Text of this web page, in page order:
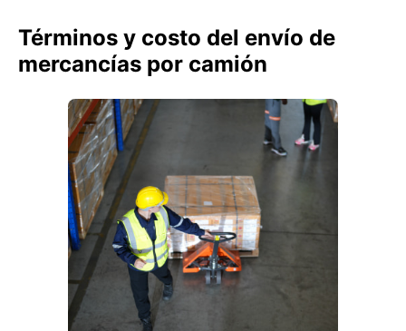
Términos y costo del envío de
mercancías por camión